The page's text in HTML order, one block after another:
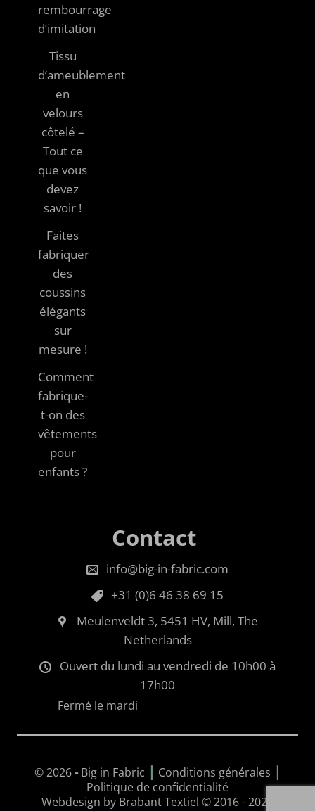
rembourrage
d’imitation
Tissu
d’ameublement
en
velours
côtelé –
Tout ce
que vous
devez
savoir !
Faites
fabriquer
des
coussins
élégants
sur
mesure !
Comment
fabrique-
t-on des
vêtements
pour
enfants ?
Contact
info@big-in-fabric.com
+31 (0)6 46 38 69 15
Meulenveldt 3, 5451 HV, Mill, The
Netherlands
Ouvert du lundi au vendredi de 10h00 à
17h00
Fermé le mardi
© 2026-Big in Fabric | Conditions générales |
Politique de confidentialité
Webdesign by Brabant Textiel © 2016 - 2026